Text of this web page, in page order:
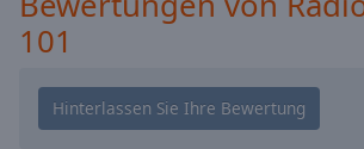
the
window.
Color
101